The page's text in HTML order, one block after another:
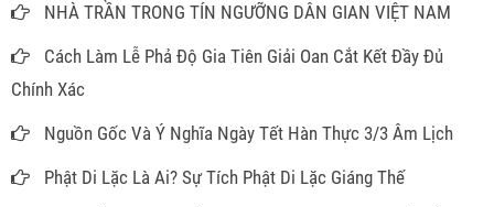
NHÀ TRẦN TRONG TÍN NGƯỠNG DÂN GIAN VIỆT NAM
Cách Làm Lễ Phả Độ Gia Tiên Giải Oan Cắt Kết Đầy Đủ
Chính Xác
Nguồn Gốc Và Ý Nghĩa Ngày Tết Hàn Thực 3/3 Âm Lịch
Phật Di Lặc Là Ai? Sự Tích Phật Di Lặc Giáng Thế